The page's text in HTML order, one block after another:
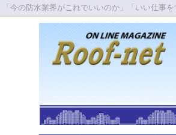
「今の防水業界がこれでいいのか」「いい仕事